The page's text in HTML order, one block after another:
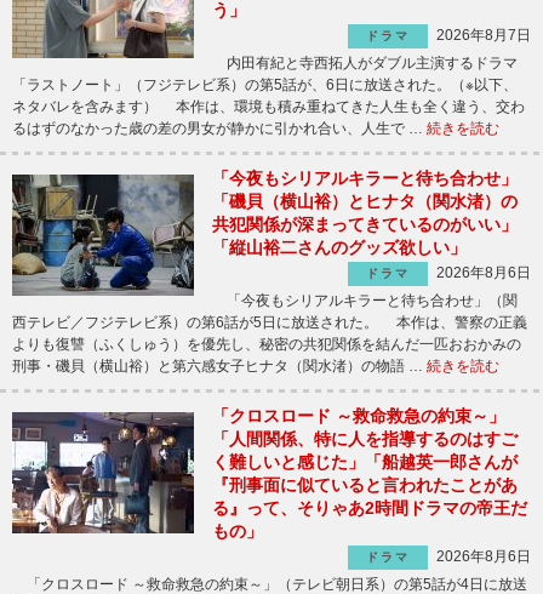
う」
ドラマ
2026年8月7日
内田有紀と寺西拓人がダブル主演するドラマ
「ラストノート」（フジテレビ系）の第5話が、6日に放送された。（※以下、
ネタバレを含みます） 本作は、環境も積み重ねてきた人生も全く違う、交わ
るはずのなかった歳の差の男女が静かに引かれ合い、人生で … 続きを読む
「今夜もシリアルキラーと待ち合わせ」
「磯貝（横山裕）とヒナタ（関水渚）の
共犯関係が深まってきているのがいい」
「縦山裕二さんのグッズ欲しい」
ドラマ
2026年8月6日
「今夜もシリアルキラーと待ち合わせ」（関
西テレビ／フジテレビ系）の第6話が5日に放送された。 本作は、警察の正義
よりも復讐（ふくしゅう）を優先し、秘密の共犯関係を結んだ一匹おおかみの
刑事・磯貝（横山裕）と第六感女子ヒナタ（関水渚）の物語 … 続きを読む
「クロスロード ～救命救急の約束～」
「人間関係、特に人を指導するのはすご
く難しいと感じた」「船越英一郎さんが
『刑事面に似ていると言われたことがあ
る』って、そりゃあ2時間ドラマの帝王だ
もの」
ドラマ
2026年8月6日
「クロスロード ～救命救急の約束～」（テレビ朝日系）の第5話が4日に放送